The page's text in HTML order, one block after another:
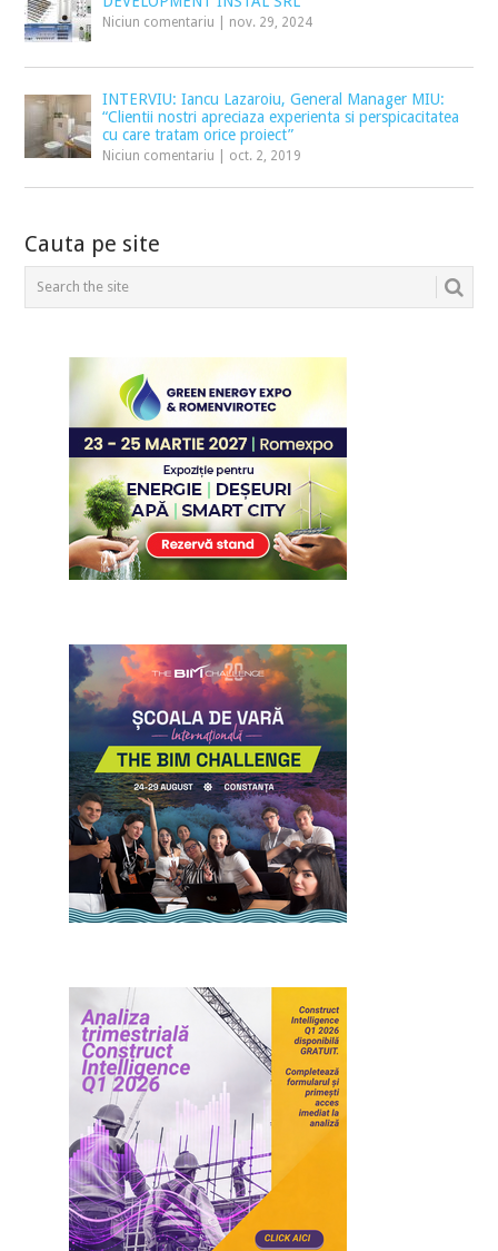
Niciun comentariu nov. 29, 2024
INTERVIU: Iancu Lazaroiu, General Manager MIU:
“Clientii nostri apreciaza experienta si perspicacitatea
cu care tratam orice proiect”
Niciun comentariu oct. 2, 2019
Cauta pe site